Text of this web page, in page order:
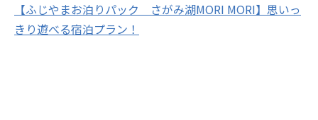
【ふじやまお泊りパック さがみ湖MORI MORI】思いっ
きり遊べる宿泊プラン！